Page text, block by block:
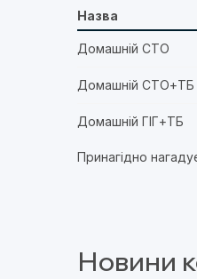
Назва
Домашній СТО
Домашній СТО+ТБ
Домашній ГІГ+ТБ
Принагідно
Новини